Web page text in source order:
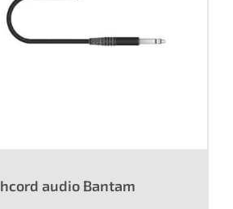
audio Bantam